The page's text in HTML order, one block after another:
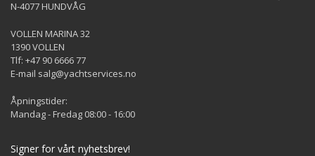
N-4077 HUNDVÅG
VOLLEN MARINA 32
1390 VOLLEN
Tlf: +47 90 6666 77
E-mail salg@yachtservices.no
Åpningstider:
Mandag - Fredag 08:00 - 16:00
Signer for vårt nyhetsbrev!